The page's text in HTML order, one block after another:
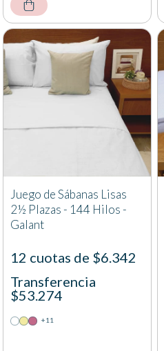
Juego de Sábanas Lisas
2½ Plazas - 144 Hilos -
Galant
12 cuotas de $6.342
Transferencia
$53.274
+11